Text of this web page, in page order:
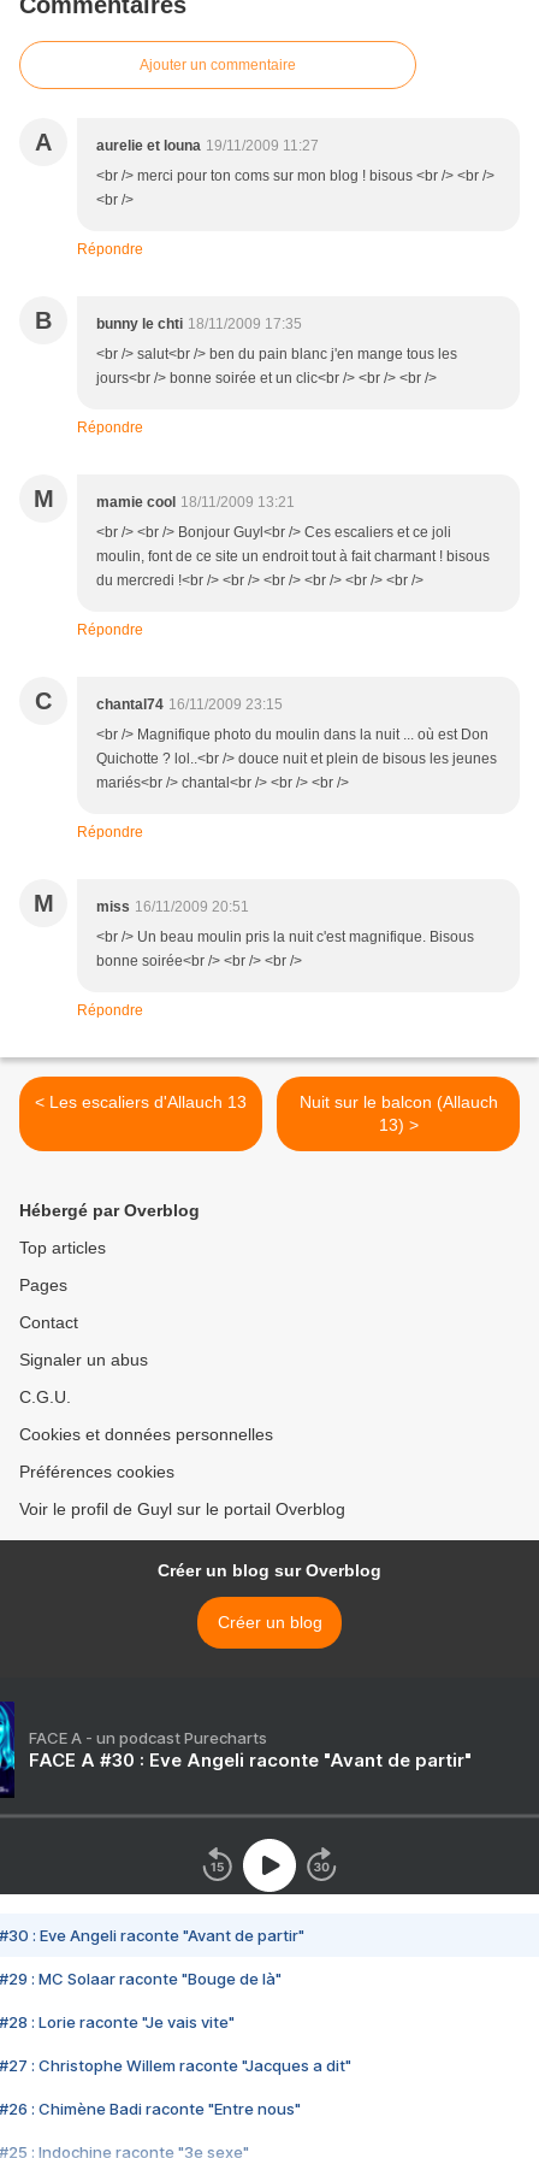
Ajouter un commentaire
A aurelie et louna 19/11/2009 11:27
<br /> merci pour ton coms sur mon blog ! bisous <br /> <br />
<br />
Répondre
B bunny le chti 18/11/2009 17:35
<br /> salut<br /> ben du pain blanc j'en mange tous les
jours<br /> bonne soirée et un clic<br /> <br /> <br />
Répondre
M mamie cool 18/11/2009 13:21
<br /> <br /> Bonjour Guyl<br /> Ces escaliers et ce joli
moulin, font de ce site un endroit tout à fait charmant ! bisous
du mercredi !<br /> <br /> <br /> <br /> <br /> <br />
Répondre
C chantal74 16/11/2009 23:15
<br /> Magnifique photo du moulin dans la nuit ... où est Don
Quichotte ? lol..<br /> douce nuit et plein de bisous les jeunes
mariés<br /> chantal<br /> <br /> <br />
Répondre
M miss 16/11/2009 20:51
<br /> Un beau moulin pris la nuit c'est magnifique. Bisous
bonne soirée<br /> <br /> <br />
Répondre
< Les escaliers d'Allauch 13
Nuit sur le balcon (Allauch
13) >
Hébergé par Overblog
Top articles
Pages
Contact
Signaler un abus
C.G.U.
Cookies et données personnelles
Préférences cookies
Voir le profil de Guyl sur le portail Overblog
Créer un blog sur Overblog
Créer un blog
FACE A - un podcast Purecharts
FACE A #30 : Eve Angeli raconte "Avant de partir"
#30 : Eve Angeli raconte "Avant de partir"
#29 : MC Solaar raconte "Bouge de là"
#28 : Lorie raconte "Je vais vite"
#27 : Christophe Willem raconte "Jacques a dit"
#26 : Chimène Badi raconte "Entre nous"
#25 : Indochine raconte "3e sexe"